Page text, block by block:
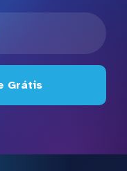
Grátis